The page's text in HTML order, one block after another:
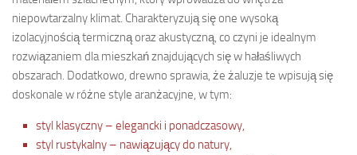
niepowtarzalny klimat. Charakteryzują się one wysoką
izolacyjnością termiczną oraz akustyczną, co czyni je idealnym
rozwiązaniem dla mieszkań znajdujących się w hałaśliwych
obszarach. Dodatkowo, drewno sprawia, że żaluzje te wpisują się
doskonale w różne style aranżacyjne, w tym:
styl klasyczny – elegancki i ponadczasowy,
styl rustykalny – nawiązujący do natury,